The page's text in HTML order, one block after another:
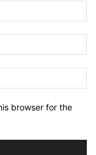
browser for the